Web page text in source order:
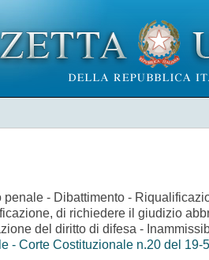
- Dibattimento -
di richiedere il giudizio
del diritto di difesa -
- Corte Costituzionale n.20 del 19-